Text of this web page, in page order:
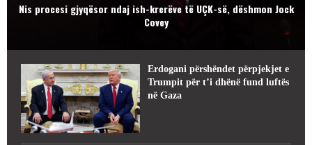
Nis procesi gjyqësor ndaj ish-krerëve të UÇK-së, dëshmon Jock
Covey
Erdogani përshëndet përpjekjet e
Trumpit për t’i dhënë fund luftës
në Gaza